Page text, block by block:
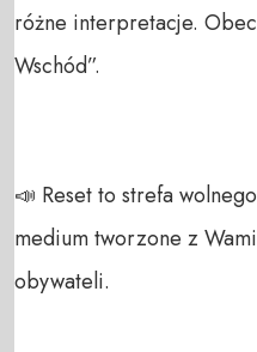
różne interpretacje.
Wschód”.
📣 Reset to strefa
medium tworzone z
obywateli.